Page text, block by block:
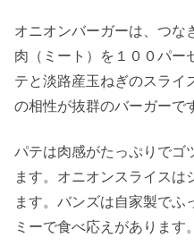
オニオンバーガーは、つな
肉（ミート）を１００パー
テと淡路産玉ねぎのスライ
の相性が抜群のバーガーで
パテは肉感がたっぷりでゴ
ます。オニオンスライスは
ます。バンズは自家製でふ
ミーで食べ応えがあります。